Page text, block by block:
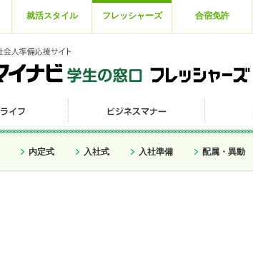
就活スタイル フレッシャーズ 合宿免許
内定式 入社式 入社準備 配属・異動